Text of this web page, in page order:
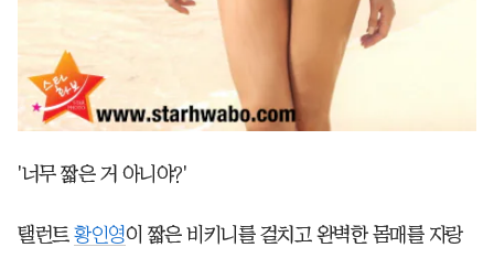
'너무 짧은 거 아니야?'
탤런트 황인영이 짧은 비키니를 걸치고 완벽한 몸매를 자랑